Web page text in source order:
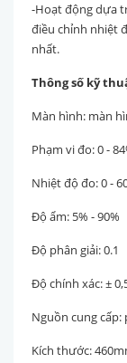
-Hoạt động dựa
điều chỉnh nhiệt
nhất.
Thông số kỹ
Màn hình: màn
Phạm vi đo: 0 -
Nhiệt độ đo: 0 -
Độ ẩm: 5% - 90%
Độ phân giải: 0.1
Độ chính xác: ±
Nguồn cung cấp:
Kích thước: